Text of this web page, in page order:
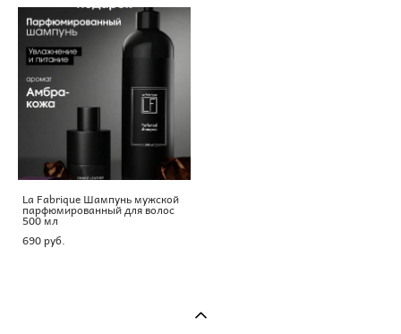
La Fabrique Шампунь мужской
парфюмированный для волос
500 мл
690 pуб.